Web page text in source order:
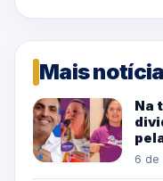
Mais
Na
6 de